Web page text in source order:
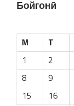
Бойгонӣ
M
T
1
2
8
9
15
16